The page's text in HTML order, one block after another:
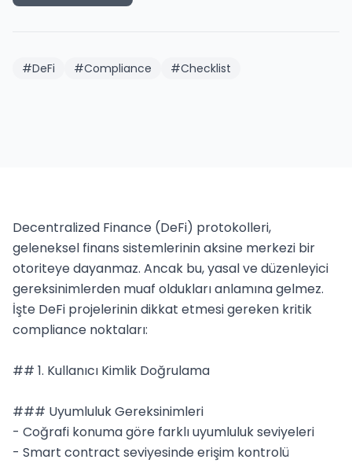
#DeFi #Compliance #Checklist
Decentralized Finance (DeFi) protokolleri,
geleneksel finans sistemlerinin aksine merkezi bir
otoriteye dayanmaz. Ancak bu, yasal ve düzenleyici
gereksinimlerden muaf oldukları anlamına gelmez.
İşte DeFi projelerinin dikkat etmesi gereken kritik
compliance noktaları:
## 1. Kullanıcı Kimlik Doğrulama
### Uyumluluk Gereksinimleri
- Coğrafi konuma göre farklı uyumluluk seviyeleri
- Smart contract seviyesinde erişim kontrolü